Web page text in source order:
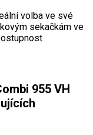
volba ve své
sekačkám ve
955 VH